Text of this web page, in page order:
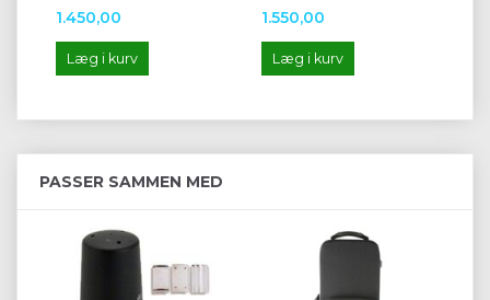
1.450,00
Læg i kurv
1.550,00
Læg i kurv
PASSER SAMMEN MED